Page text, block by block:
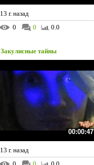
13 г. назад
0
0 0.0
Закулисные тайны
00:00:47
13 г. назад